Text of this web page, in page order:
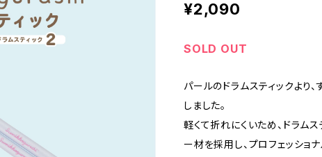
¥2,090
SOLD OUT
パールのドラムスティックより
しました。
軽くて折れにくいため、ドラム
ー材を採用し、プロフェッショ